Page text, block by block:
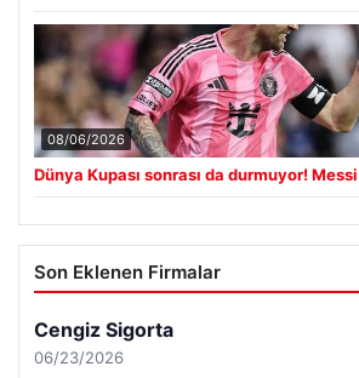
08/06/2026
Dünya Kupası sonrası da durmuyor! Messi
Son Eklenen Firmalar